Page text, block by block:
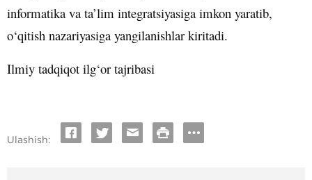
informatika va ta’lim integratsiyasiga imkon yaratib,
o‘qitish nazariyasiga yangilanishlar kiritadi.
Ilmiy tadqiqot ilg‘or tajribasi
Ulashish: